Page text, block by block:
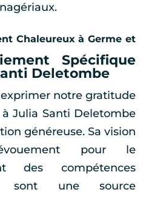
Chaleureux à Germe et
Spécifique
Deletombe
notre gratitude
Julia Santi Deletombe
généreuse. Sa vision
pour le
des compétences
sont une source